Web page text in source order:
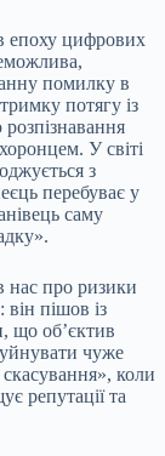
епоху цифрових
помилку в
потягу із
У світі
з
перебуває у
саму
нас про ризики
він пішов із
що об’єктив
чуже
коли
репутації та